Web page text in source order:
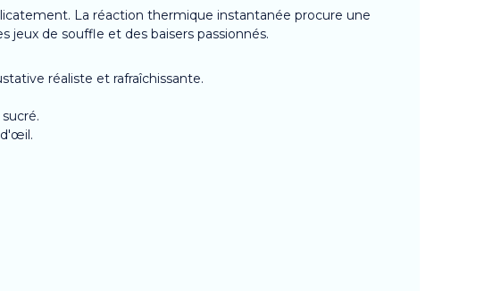
La réaction thermique instantanée procure une
jeux de souffle et des baisers passionnés.
réaliste et rafraîchissante.
d'œil.